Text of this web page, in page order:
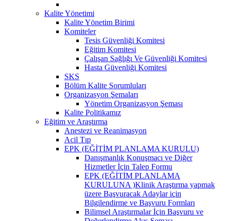
Kalite Yönetimi
Kalite Yönetim Birimi
Komiteler
Tesis Güvenliği Komitesi
Eğitim Komitesi
Çalışan Sağlığı Ve Güvenliği Komitesi
Hasta Güvenliği Komitesi
SKS
Bölüm Kalite Sorumluları
Organizasyon Şemaları
Yönetim Organizasyon Şeması
Kalite Politikamız
Eğitim ve Araştırma
Anestezi ve Reanimasyon
Acil Tıp
EPK (EĞİTİM PLANLAMA KURULU)
Danışmanlık Konuşmacı ve Diğer
Hizmetler İçin Talep Formu
EPK (EĞİTİM PLANLAMA
KURULUNA )Klinik Araştırma yapmak
üzere Başvuracak Adaylar için
Bilgilendirme ve Başvuru Formları
Bilimsel Araştırmalar İçin Başvuru ve